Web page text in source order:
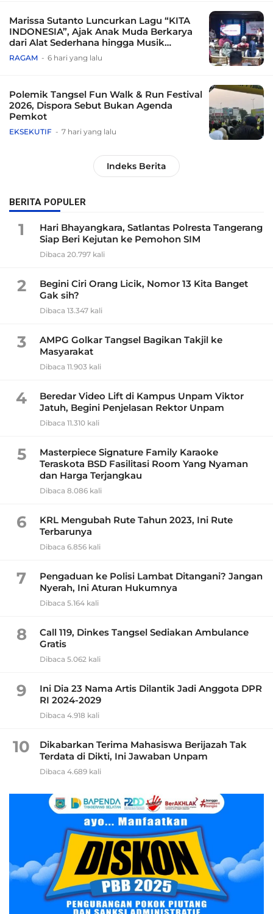
Marissa Sutanto Luncurkan Lagu “KITA
INDONESIA”, Ajak Anak Muda Berkarya
dari Alat Sederhana hingga Musik
Tradisional
RAGAM 6 hari yang lalu
Polemik Tangsel Fun Walk & Run Festival
2026, Dispora Sebut Bukan Agenda
Pemkot
EKSEKUTIF 7 hari yang lalu
Indeks Berita
BERITA POPULER
1
Hari Bhayangkara, Satlantas Polresta Tangerang
Siap Beri Kejutan ke Pemohon SIM
Dibaca 20.797 kali
2
Begini Ciri Orang Licik, Nomor 13 Kita Banget
Gak sih?
Dibaca 13.347 kali
3
AMPG Golkar Tangsel Bagikan Takjil ke
Masyarakat
Dibaca 11.903 kali
4
Beredar Video Lift di Kampus Unpam Viktor
Jatuh, Begini Penjelasan Rektor Unpam
Dibaca 11.310 kali
5
Masterpiece Signature Family Karaoke
Teraskota BSD Fasilitasi Room Yang Nyaman
dan Harga Terjangkau
Dibaca 8.086 kali
6
KRL Mengubah Rute Tahun 2023, Ini Rute
Terbarunya
Dibaca 6.856 kali
7
Pengaduan ke Polisi Lambat Ditangani? Jangan
Nyerah, Ini Aturan Hukumnya
Dibaca 5.164 kali
8
Call 119, Dinkes Tangsel Sediakan Ambulance
Gratis
Dibaca 5.062 kali
9
Ini Dia 23 Nama Artis Dilantik Jadi Anggota DPR
RI 2024-2029
Dibaca 4.918 kali
10
Dikabarkan Terima Mahasiswa Berijazah Tak
Terdata di Dikti, Ini Jawaban Unpam
Dibaca 4.689 kali